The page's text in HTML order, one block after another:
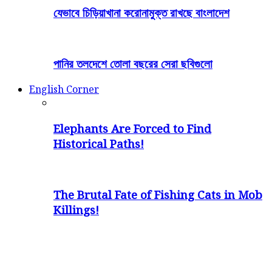
যেভাবে চিড়িয়াখানা করোনামুক্ত রাখছে বাংলাদেশ
পানির তলদেশে তোলা বছরের সেরা ছবিগুলো
English Corner
Elephants Are Forced to Find
Historical Paths!
The Brutal Fate of Fishing Cats in Mob
Killings!